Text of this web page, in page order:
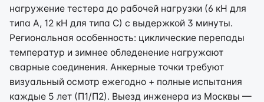
нагружение тестера до рабочей нагрузки (6 кН для
типа А, 12 кН для типа С) с выдержкой 3 минуты.
Региональная особенность: циклические перепады
температур и зимнее обледенение нагружают
сварные соединения. Анкерные точки требуют
визуальный осмотр ежегодно + полные испытания
каждые 5 лет (П1/П2). Выезд инженера из Москвы —